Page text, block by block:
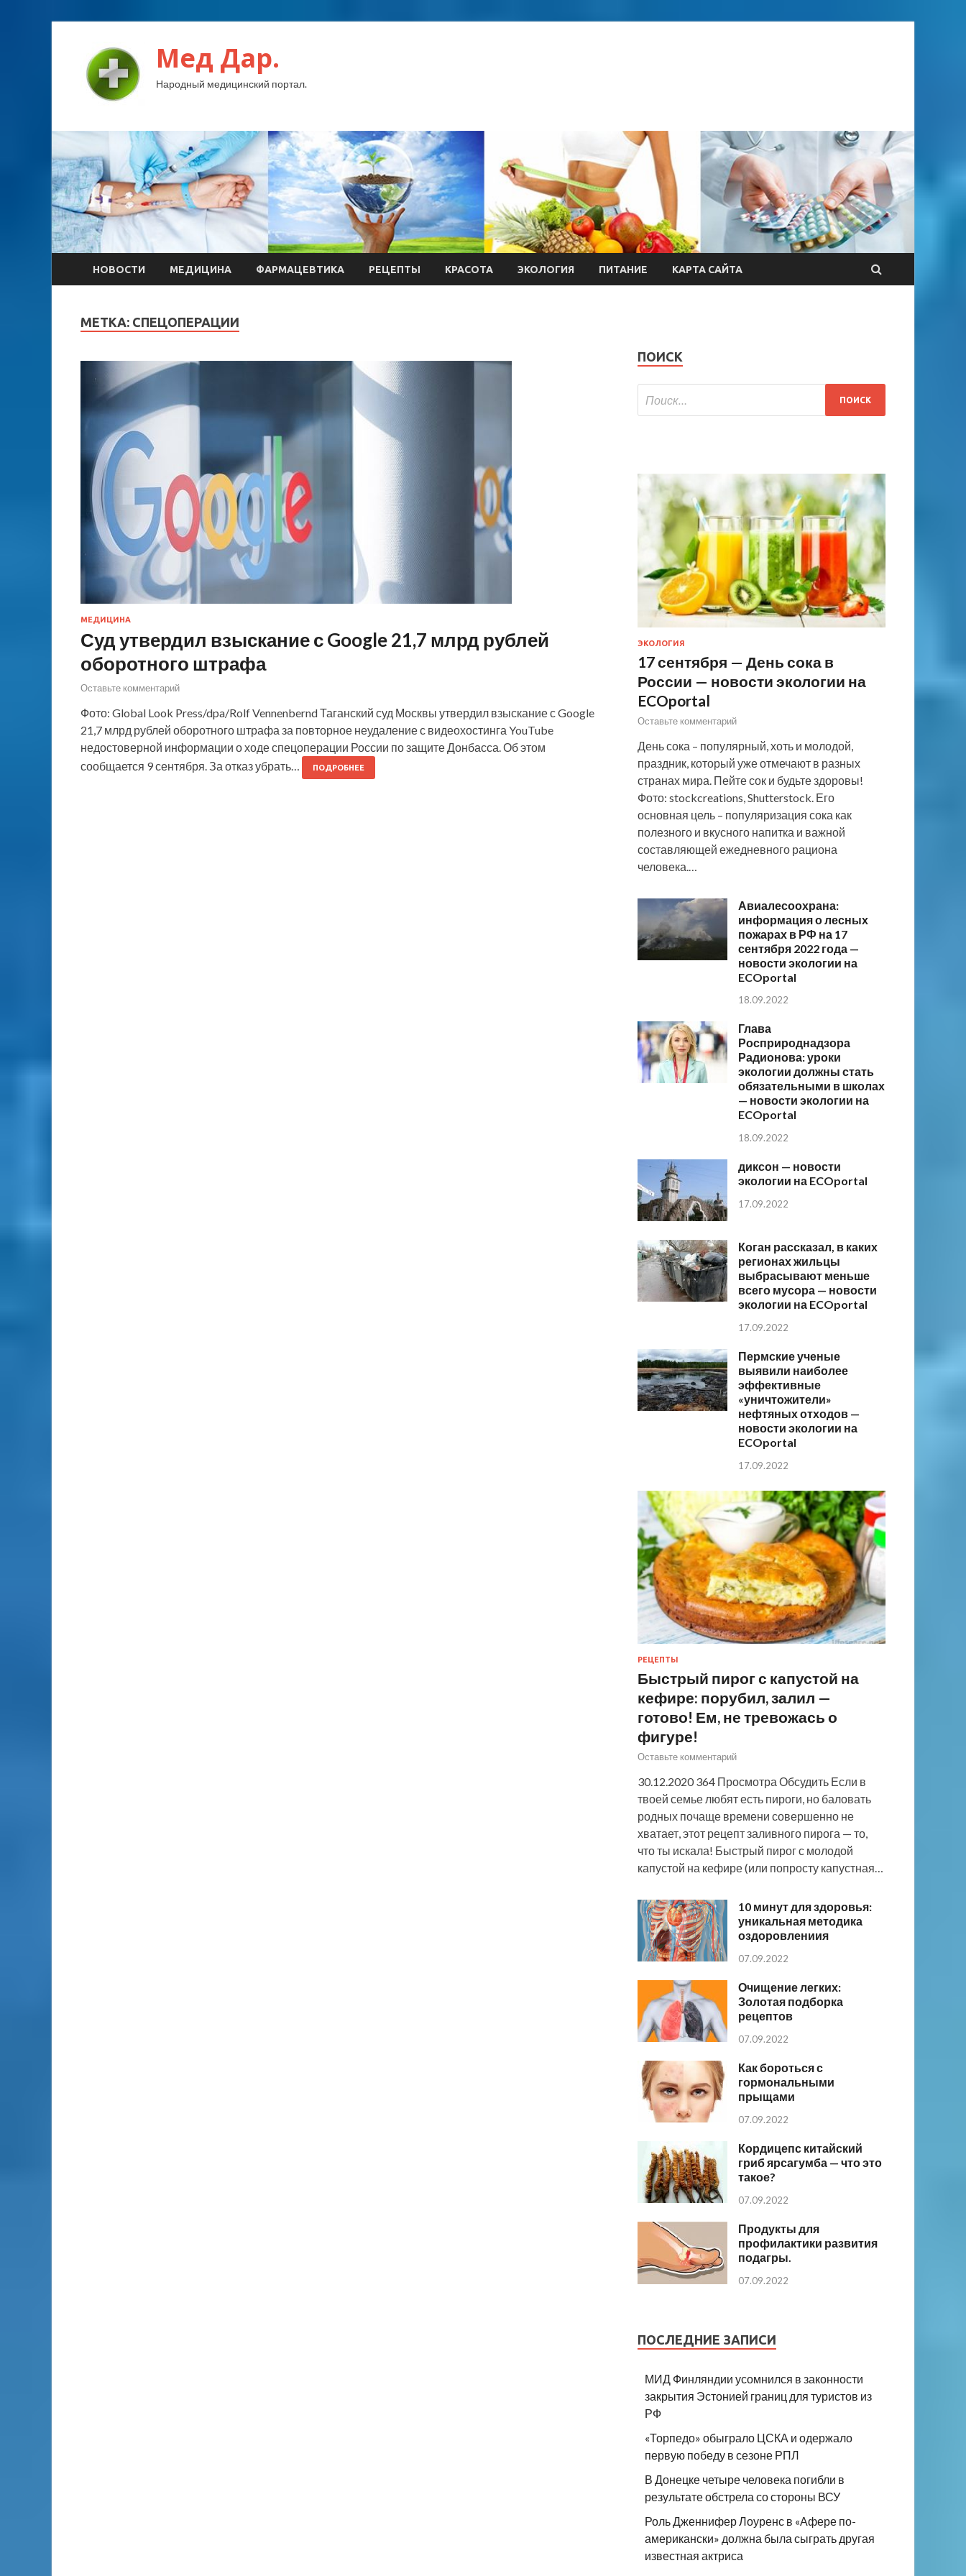
Мед Дар.
Народный медицинский портал.
НОВОСТИ МЕДИЦИНА ФАРМАЦЕВТИКА РЕЦЕПТЫ КРАСОТА ЭКОЛОГИЯ ПИТАНИЕ КАРТА САЙТА
МЕТКА: СПЕЦОПЕРАЦИИ
МЕДИЦИНА
Суд утвердил взыскание с Google 21,7 млрд рублей
оборотного штрафа
Оставьте комментарий
Фото: Global Look Press/dpa/Rolf Vennenbernd Таганский суд Москвы утвердил взыскание с Google
21,7 млрд рублей оборотного штрафа за повторное неудаление с видеохостинга YouTube
недостоверной информации о ходе спецоперации России по защите Донбасса. Об этом
сообщается 9 сентября. За отказ убрать…
ПОДРОБНЕЕ
ПОИСК
ЭКОЛОГИЯ
17 сентября — День сока в
России — новости экологии на
ECOportal
Оставьте комментарий
День сока – популярный, хоть и молодой,
праздник, который уже отмечают в разных
странах мира. Пейте сок и будьте здоровы!
Фото: stockcreations, Shutterstock. Его
основная цель – популяризация сока как
полезного и вкусного напитка и важной
составляющей ежедневного рациона
человека.…
Авиалесоохрана:
информация о лесных
пожарах в РФ на 17
сентября 2022 года —
новости экологии на
ECOportal
18.09.2022
Глава
Росприроднадзора
Радионова: уроки
экологии должны стать
обязательными в школах
— новости экологии на
ECOportal
18.09.2022
диксон — новости
экологии на ECOportal
17.09.2022
Коган рассказал, в каких
регионах жильцы
выбрасывают меньше
всего мусора — новости
экологии на ECOportal
17.09.2022
Пермские ученые
выявили наиболее
эффективные
«уничтожители»
нефтяных отходов —
новости экологии на
ECOportal
17.09.2022
РЕЦЕПТЫ
Быстрый пирог с капустой на
кефире: порубил, залил —
готово! Ем, не тревожась о
фигуре!
Оставьте комментарий
30.12.2020 364 Просмотра Обсудить Если в
твоей семье любят есть пироги, но баловать
родных почаще времени совершенно не
хватает, этот рецепт заливного пирога — то,
что ты искала! Быстрый пирог с молодой
капустой на кефире (или попросту капустная…
10 минут для здоровья:
уникальная методика
оздоровлениия
07.09.2022
Очищение легких:
Золотая подборка
рецептов
07.09.2022
Как бороться с
гормональными
прыщами
07.09.2022
Кордицепс китайский
гриб ярсагумба — что это
такое?
07.09.2022
Продукты для
профилактики развития
подагры.
07.09.2022
ПОСЛЕДНИЕ ЗАПИСИ
МИД Финляндии усомнился в законности
закрытия Эстонией границ для туристов из
РФ
«Торпедо» обыграло ЦСКА и одержало
первую победу в сезоне РПЛ
В Донецке четыре человека погибли в
результате обстрела со стороны ВСУ
Роль Дженнифер Лоуренс в «Афере по-
американски» должна была сыграть другая
известная актриса